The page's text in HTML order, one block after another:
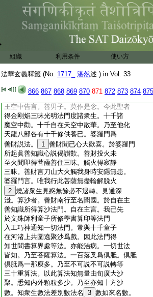
組織 利用条件 使い方
法華玄義釋籤 (No. 1717_ 湛然述 ) in Vol. 33
866 867 868 869 870 871 872 873 874 875
昧者。彼法界品善財至摩耶夫人所獲是
三昧。廣如經説。投巖赴火者。善財南行有
聚落名伊沙那。有婆羅門名曰勝熱。善財
見彼婆羅門修行苦行求一切智。四面火聚
猶如大山。中有刀山高峻無極。登彼山上
云云 。婆羅門
言汝今若能上此刀山投身火聚。諸菩薩行
悉皆清淨。善財念言。人身難得。脱諸難難諸
根具難。値佛聞法遇善知識逢善友難。受
如法教得正命難。此將非魔所使耶。此非
王空中告言。善男子。莫作是念。今此聖者
得金剛焔三昧光明法門度諸衆生。十千諸
魔空中勸。十千自在天空中散華。乃至他化
天龍八部各有十千修供養已。婆羅門爲
善財説法。
1 善財聞已心大歡喜。於婆羅門
所起眞善知識心説偈讃歎。善財投火未
至火間即得菩薩善住三昧。觸火得寂靜
三昧。善財言刀山大火觸我身時安隱無患。
婆羅門言。唯我行此菩薩無盡輪解脱火
2 燒諸衆生見惑無餘必不退轉。見通深
淺。算沙者。善財南行至名聞國。於自在主
善知識所得算沙法門。自在主言。我已先
於文殊師利童子所修學書算印等法門
入工巧神通知一切法門。常與十千童子
在河渚上共圍遶聚沙爲戲。因此法門得
知世間書算界處等法。亦能治病。一切世法
皆知。乃至菩薩算法。一百落叉爲倶胝。倶胝
倶胝爲一那庾多。乃至不可説不可説轉等
三十重算法。以此算法知無量由旬廣大沙
聚。悉知内外顆粒多少。乃至亦知十方沙
數。知衆生數法差別數法名
3 數如來名數。